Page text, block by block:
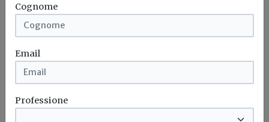
Levante
Franco Metta
Data l’elevata esposizione al rischio idrogeologico
l’Italia si è dotata da tempo...
Rischio idrogeologico
Cognome
Email
Professione